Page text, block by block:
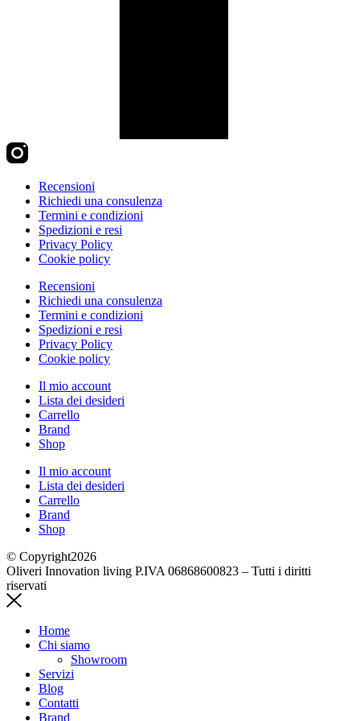
Recensioni
Richiedi una consulenza
Termini e condizioni
Spedizioni e resi
Privacy Policy
Cookie policy
Recensioni
Richiedi una consulenza
Termini e condizioni
Spedizioni e resi
Privacy Policy
Cookie policy
Il mio account
Lista dei desideri
Carrello
Brand
Shop
Il mio account
Lista dei desideri
Carrello
Brand
Shop
© Copyright2026
Oliveri Innovation living P.IVA 06868600823 – Tutti i diritti
riservati
Home
Chi siamo
Showroom
Servizi
Blog
Contatti
Brand